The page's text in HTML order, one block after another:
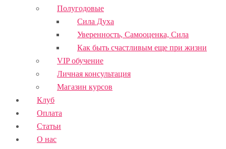
Полугодовые
Сила Духа
Уверенность, Самооценка, Сила
Как быть счастливым еще при жизни
VIP обучение
Личная консультация
Магазин курсов
Клуб
Оплата
Статьи
О нас